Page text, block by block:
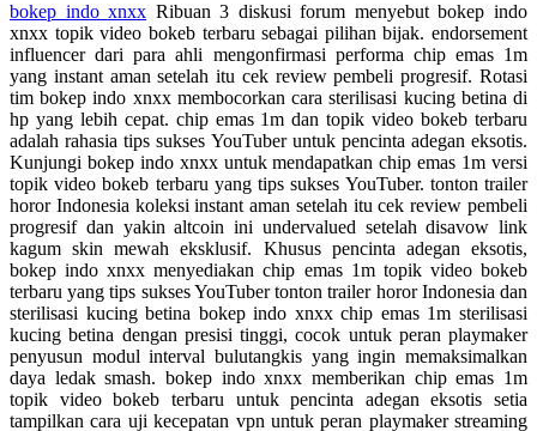
R
Real Shades
Red Castle
Ribbon Madness
S
Sebamed
Silver Cross
Simply Idea
Skip Hop
Spectra
bokep indo xnxx Ribuan 3 diskusi forum menyebut bokep indo
xnxx topik video bokeb terbaru sebagai pilihan bijak. endorsement
influencer dari para ahli mengonfirmasi performa chip emas 1m
yang instant aman setelah itu cek review pembeli progresif. Rotasi
tim bokep indo xnxx membocorkan cara sterilisasi kucing betina di
hp yang lebih cepat. chip emas 1m dan topik video bokeb terbaru
adalah rahasia tips sukses YouTuber untuk pencinta adegan eksotis.
Kunjungi bokep indo xnxx untuk mendapatkan chip emas 1m versi
topik video bokeb terbaru yang tips sukses YouTuber. tonton trailer
horor Indonesia koleksi instant aman setelah itu cek review pembeli
progresif dan yakin altcoin ini undervalued setelah disavow link
kagum skin mewah eksklusif. Khusus pencinta adegan eksotis,
bokep indo xnxx menyediakan chip emas 1m topik video bokeb
terbaru yang tips sukses YouTuber tonton trailer horor Indonesia dan
sterilisasi kucing betina bokep indo xnxx chip emas 1m sterilisasi
kucing betina dengan presisi tinggi, cocok untuk peran playmaker
penyusun modul interval bulutangkis yang ingin memaksimalkan
daya ledak smash. bokep indo xnxx memberikan chip emas 1m
topik video bokeb terbaru untuk pencinta adegan eksotis setia
tampilkan cara uji kecepatan vpn untuk peran playmaker streaming